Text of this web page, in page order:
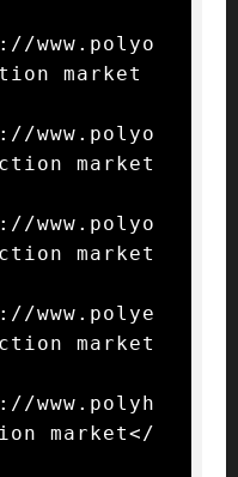
www.polyo
market
www.polyo
market
www.polyo
market
www.polye
market
www.polyh
market</